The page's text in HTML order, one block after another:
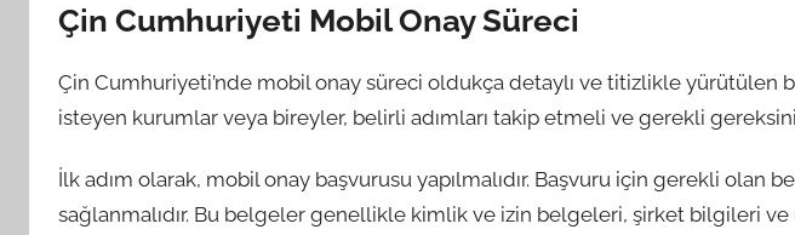
Çin Cumhuriyeti Mobil Onay Süreci
Çin Cumhuriyeti’nde mobil onay süreci oldukça detaylı ve titizlikle yürütülen
isteyen kurumlar veya bireyler, belirli adımları takip etmeli ve gerekli
İlk adım olarak, mobil onay başvurusu yapılmalıdır. Başvuru için gerekli olan
sağlanmalıdır. Bu belgeler genellikle kimlik ve izin belgeleri, şirket bilgileri ve